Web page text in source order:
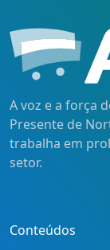
A voz e a força
Presente de
trabalha em
setor.
Conteúdos